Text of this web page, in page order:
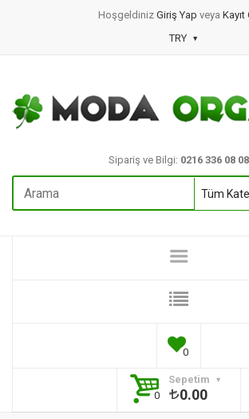
Hoşgeldiniz Giriş Yap veya Kayıt
TRY
Sipariş ve Bilgi: 0216 336 08 08
0
Sepetim
0
0.00